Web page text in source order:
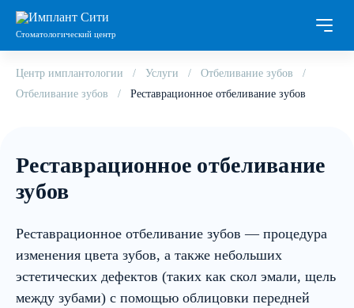
Стоматологический центр
Центр имплантологии Услуги
Отбеливание зубов
Отбеливание зубов
Реставрационное отбеливание зубов
Реставрационное отбеливание
зубов
Реставрационное отбеливание зубов — процедура
изменения цвета зубов, а также небольших
эстетических дефектов (таких как скол эмали, щель
между зубами) с помощью облицовки передней